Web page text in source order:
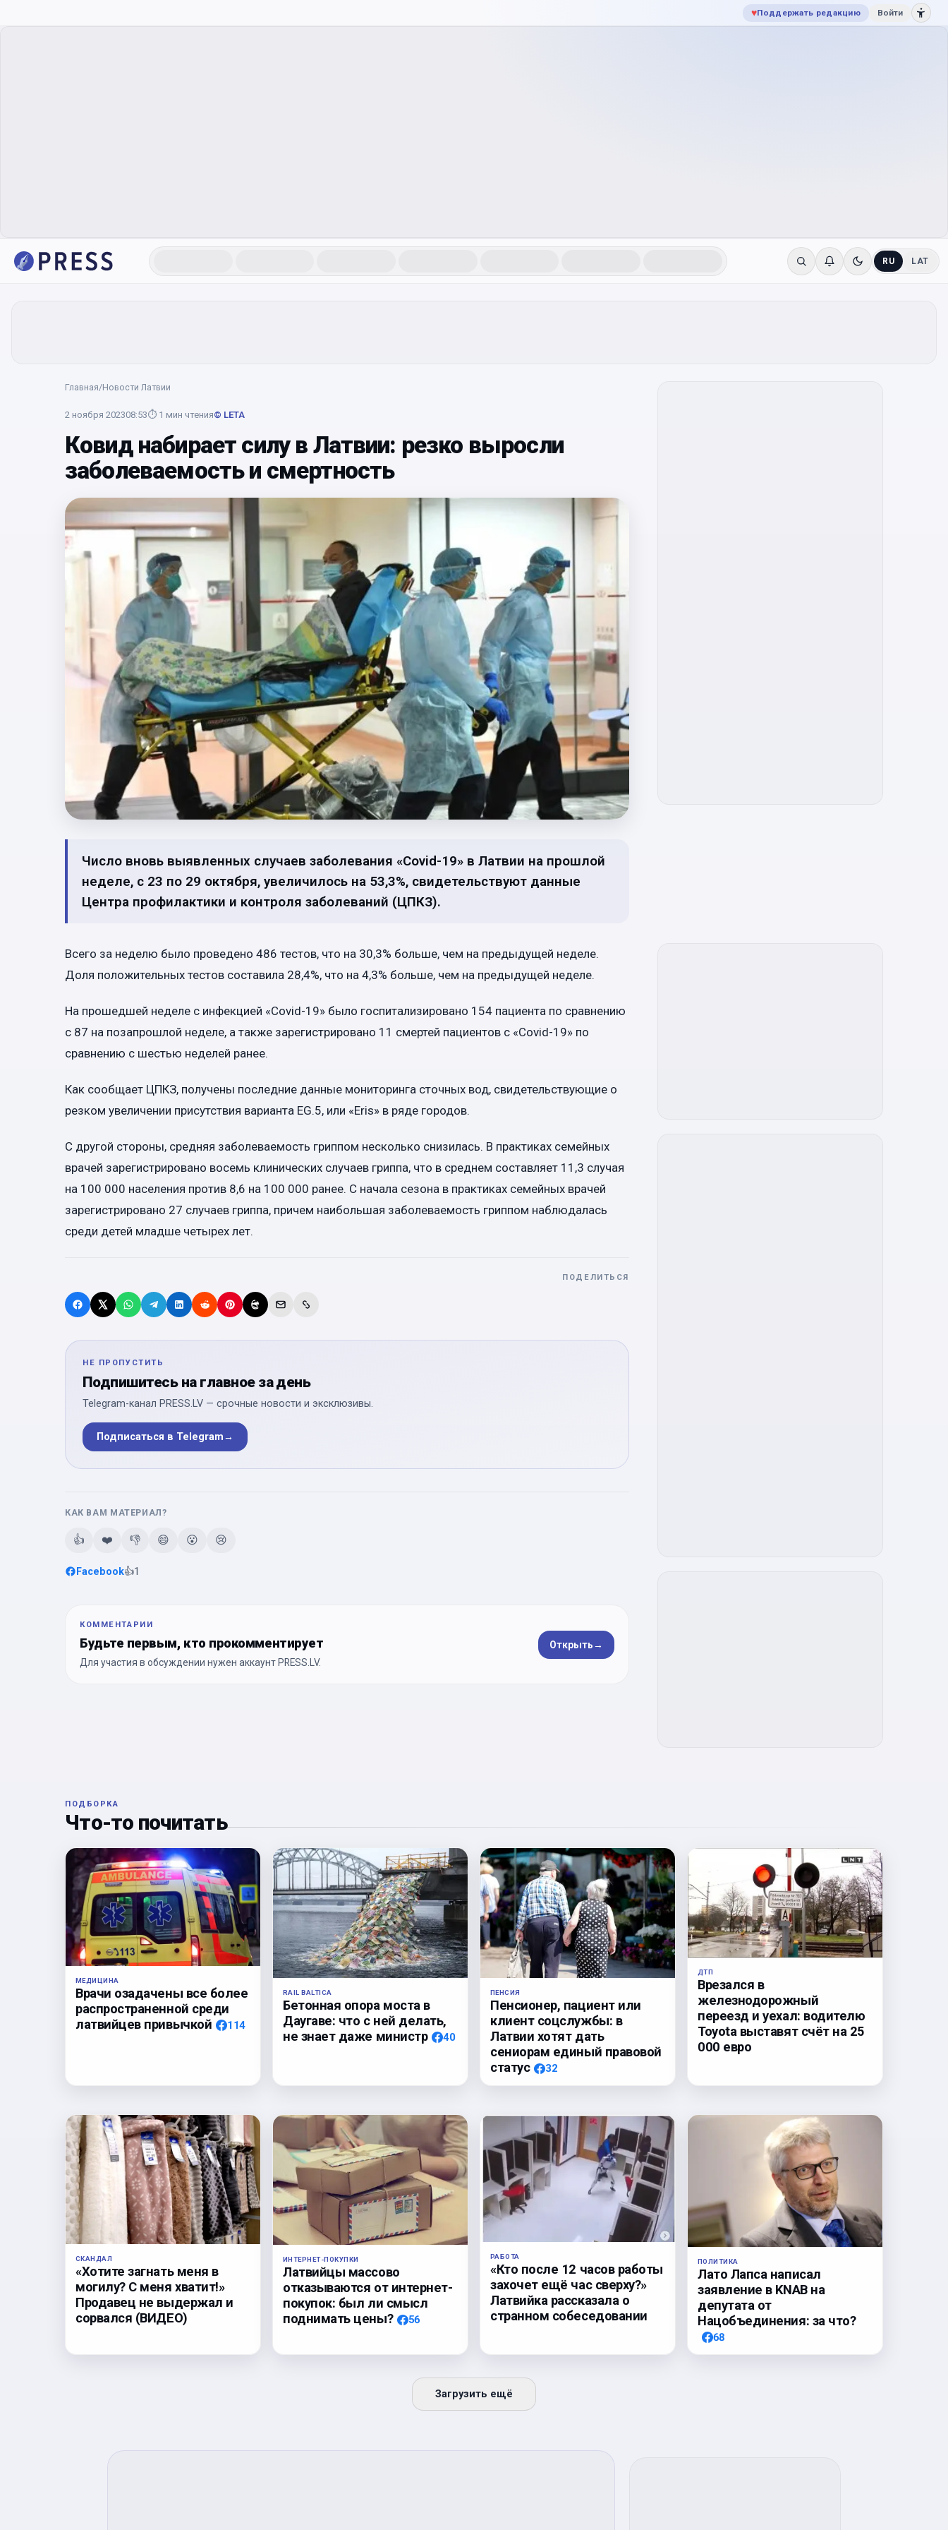
♥Поддержать редакцию Войти
RU LAT
Главная/Новости Латвии
2 ноября 202308:53⏱ 1 мин чтения© LETA
Ковид набирает силу в Латвии: резко выросли
заболеваемость и смертность
Число вновь выявленных случаев заболевания «Covid-19» в Латвии на прошлой
неделе, с 23 по 29 октября, увеличилось на 53,3%, свидетельствуют данные
Центра профилактики и контроля заболеваний (ЦПКЗ).
Всего за неделю было проведено 486 тестов, что на 30,3% больше, чем на предыдущей неделе.
Доля положительных тестов составила 28,4%, что на 4,3% больше, чем на предыдущей неделе.
На прошедшей неделе с инфекцией «Covid-19» было госпитализировано 154 пациента по сравнению
с 87 на позапрошлой неделе, а также зарегистрировано 11 смертей пациентов с «Covid-19» по
сравнению с шестью неделей ранее.
Как сообщает ЦПКЗ, получены последние данные мониторинга сточных вод, свидетельствующие о
резком увеличении присутствия варианта EG.5, или «Eris» в ряде городов.
С другой стороны, средняя заболеваемость гриппом несколько снизилась. В практиках семейных
врачей зарегистрировано восемь клинических случаев гриппа, что в среднем составляет 11,3 случая
на 100 000 населения против 8,6 на 100 000 ранее. С начала сезона в практиках семейных врачей
зарегистрировано 27 случаев гриппа, причем наибольшая заболеваемость гриппом наблюдалась
среди детей младше четырех лет.
ПОДЕЛИТЬСЯ
НЕ ПРОПУСТИТЬ
Подпишитесь на главное за день
Telegram-канал PRESS.LV — срочные новости и эксклюзивы.
Подписаться в Telegram→
КАК ВАМ МАТЕРИАЛ?
👍 ❤️ 👎 😄 😮 😢
Facebook👍1
КОММЕНТАРИИ
Будьте первым, кто прокомментирует
Для участия в обсуждении нужен аккаунт PRESS.LV.
Открыть→
ПОДБОРКА
Что-то почитать
МЕДИЦИНА
Врачи озадачены все более
распространенной среди
латвийцев привычкой
114
RAIL BALTICA
Бетонная опора моста в
Даугаве: что с ней делать,
не знает даже министр
40
ПЕНСИЯ
Пенсионер, пациент или
клиент соцслужбы: в
Латвии хотят дать
сениорам единый правовой
статус
32
ДТП
Врезался в
железнодорожный
переезд и уехал: водителю
Toyota выставят счёт на 25
000 евро
СКАНДАЛ
«Хотите загнать меня в
могилу? С меня хватит!»
Продавец не выдержал и
сорвался (ВИДЕО)
ИНТЕРНЕТ-ПОКУПКИ
Латвийцы массово
отказываются от интернет-
покупок: был ли смысл
поднимать цены?
56
РАБОТА
«Кто после 12 часов работы
захочет ещё час сверху?»
Латвийка рассказала о
странном собеседовании
ПОЛИТИКА
Лато Лапса написал
заявление в KNAB на
депутата от
Нацобъединения: за что?
68
Загрузить ещё